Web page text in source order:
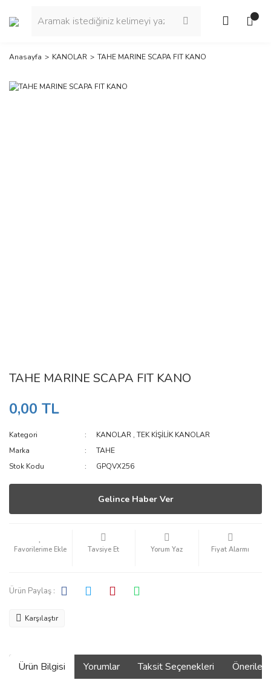
Anasayfa KANOLAR TAHE MARINE SCAPA FIT KANO
TAHE MARINE SCAPA FIT KANO
0,00 TL
Kategori KANOLAR ,TEK KİŞİLİK KANOLAR
Marka
TAHE
Stok Kodu
GPQVX256
Gelince Haber Ver
Tavsiye Et Yorum Yaz Fiyat Alarmı
Ürün Paylaş :
Karşılaştır
Ürün Bilgisi Yorumlar Taksit Seçenekleri